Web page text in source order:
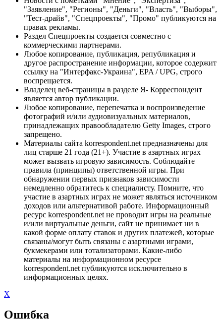
"Заявление", "Регионы", "Деньги", "Власть", "Выборы",
"Тест-драйв", "Спецпроекты", "Промо" публикуются на
правах рекламы.
Раздел Спецпроекты создается совместно с
коммерческими партнерами.
Любое копирование, публикация, републикация и
другое распространение информации, которое содержит
ссылку на "Интерфакс-Украина", EPA / UPG, строго
воспрещается.
Владелец веб-страницы в разделе Я- Корреспондент
является автор публикации.
Любое копирование, перепечатка и воспроизведение
фотографий и/или аудиовизуальных материалов,
принадлежащих правообладателю Getty Images, строго
запрещено.
Материалы сайта korrespondent.net предназначены для
лиц старше 21 года (21+). Участие в азартных играх
может вызвать игровую зависимость. Соблюдайте
правила (принципы) ответственной игры. При
обнаружении первых признаков зависимости
немедленно обратитесь к специалисту. Помните, что
участие в азартных играх не может являться источником
доходов или альтернативой работе. Информационный
ресурс korrespondent.net не проводит игры на реальные
и/или виртуальные деньги, сайт не принимает ни в
какой форме оплату ставок и других платежей, которые
связаны/могут быть связаны с азартными играми,
букмекерами или тотализаторами. Какие-либо
материалы на информационном ресурсе
korrespondent.net публикуются исключительно в
информационных целях.
X
Ошибка